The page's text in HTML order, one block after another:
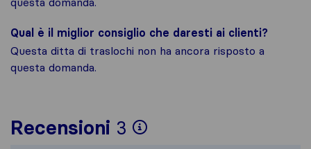
Qual è il miglior consiglio che daresti ai clienti?
Questa ditta di traslochi non ha ancora risposto a
questa domanda.
Recensioni 3
Per avere un